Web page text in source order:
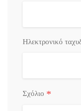
Ηλεκτρονικό
Σχόλιο *